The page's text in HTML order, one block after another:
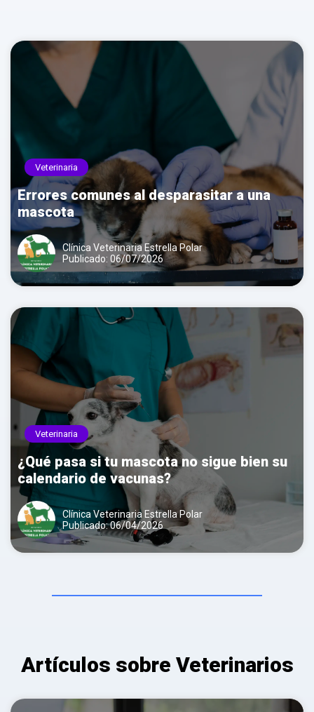
Veterinaria
Errores comunes al desparasitar a una
mascota
Clínica Veterinaria Estrella Polar
Publicado: 06/07/2026
Veterinaria
¿Qué pasa si tu mascota no sigue bien su
calendario de vacunas?
Clínica Veterinaria Estrella Polar
Publicado: 06/04/2026
Artículos sobre Veterinarios